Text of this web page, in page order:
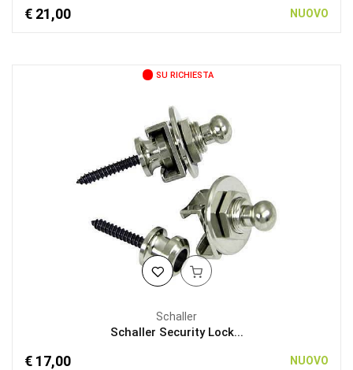
€ 21,00 NUOVO
SU RICHIESTA
Schaller
Schaller Security Lock...
€ 17,00 NUOVO